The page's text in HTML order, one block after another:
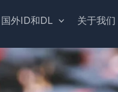
国外ID和DL 关于我们